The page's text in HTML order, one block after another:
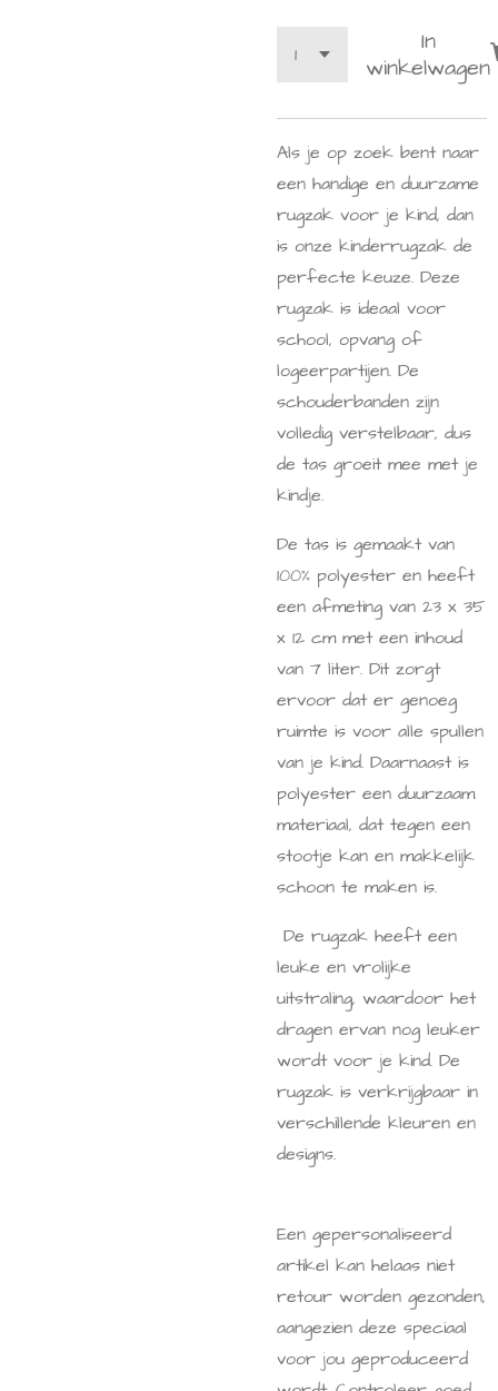
In
winkelwagen
Als je op zoek bent naar
een handige en duurzame
rugzak voor je kind, dan
is onze kinderrugzak de
perfecte keuze. Deze
rugzak is ideaal voor
school, opvang of
logeerpartijen. De
schouderbanden zijn
volledig verstelbaar, dus
de tas groeit mee met je
kindje.
De tas is gemaakt van
100% polyester en heeft
een afmeting van 23 x 35
x 12 cm met een inhoud
van 7 liter. Dit zorgt
ervoor dat er genoeg
ruimte is voor alle spullen
van je kind. Daarnaast is
polyester een duurzaam
materiaal, dat tegen een
stootje kan en makkelijk
schoon te maken is.
De rugzak heeft een
leuke en vrolijke
uitstraling, waardoor het
dragen ervan nog leuker
wordt voor je kind. De
rugzak is verkrijgbaar in
verschillende kleuren en
designs.
Een gepersonaliseerd
artikel kan helaas niet
retour worden gezonden,
aangezien deze speciaal
voor jou geproduceerd